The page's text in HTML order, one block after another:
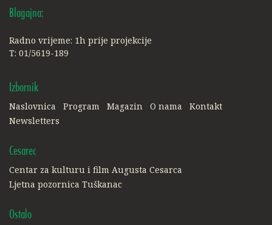
Blagajna:
Radno vrijeme: 1h prije projekcije
T: 01/5619-189
Izbornik
Naslovnica Program Magazin O nama
Kontakt
Newsletters
Cesarec
Centar za kulturu i film Augusta Cesarca
Ljetna pozornica Tuškanac
Ostalo